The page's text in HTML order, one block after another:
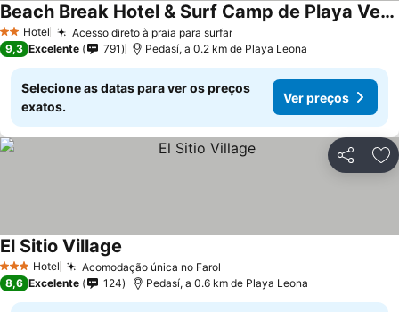
2 Estrelas
Hotel Acesso direto à praia para surfarVer preços
Beach Break Hotel & Surf Camp de Playa Venao
Ver preços
9,3 Excelente 791 Pedasí, a 0.2 km de Playa Leona
Selecione as datas para ver os preços
exatos.
Ver preços
Partilhar
3 EstrelasHotel Acomodação única no Farol
El Sitio Village
8,6 Excelente 124 Pedasí, a 0.6 km de Playa Leona